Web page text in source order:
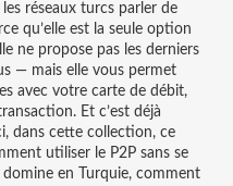
réseaux turcs parler de
qu’elle est la seule option
ne propose pas les derniers
— mais elle vous permet
avec votre carte de débit,
Et c’est déjà
dans cette collection, ce
utiliser le P2P sans se
en Turquie, comment